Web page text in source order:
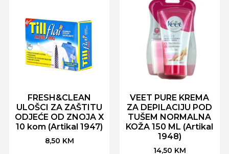
FRESH&CLEAN
ULOŠCI ZA ZAŠTITU
ODJEĆE OD ZNOJA X
10 kom (Artikal 1947)
8,50 KM
VEET PURE KREMA
ZA DEPILACIJU POD
TUŠEM NORMALNA
KOŽA 150 ML (Artikal
1948)
14,50 KM